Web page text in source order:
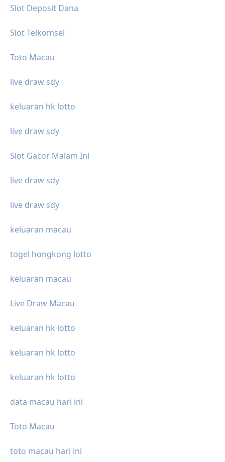
Slot Deposit Dana
Slot Telkomsel
Toto Macau
live draw sdy
keluaran hk lotto
live draw sdy
Slot Gacor Malam Ini
live draw sdy
live draw sdy
keluaran macau
togel hongkong lotto
keluaran macau
Live Draw Macau
keluaran hk lotto
keluaran hk lotto
keluaran hk lotto
data macau hari ini
Toto Macau
toto macau hari ini